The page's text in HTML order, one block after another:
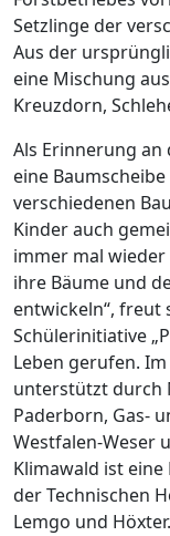
Setzlinge der
Aus der
eine Mischung
Kreuzdorn,
Als Erinnerung an
eine
verschiedenen
Kinder auch
immer mal
ihre Bäume und
entwickeln“, freut
Schülerinitiative
Leben gerufen.
unterstützt durch
Paderborn, Gas-
Westfalen-Weser
Klimawald ist
der Technischen
Lemgo und Höxter.